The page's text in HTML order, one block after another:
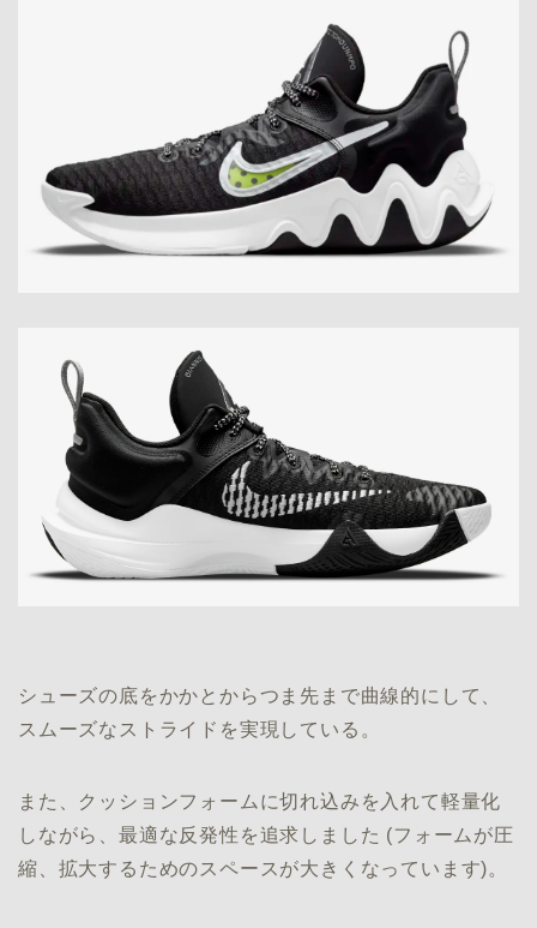
シューズの底をかかとからつま先まで曲線的にして、
スムーズなストライドを実現している。
また、クッションフォームに切れ込みを入れて軽量化
しながら、最適な反発性を追求しました (フォームが圧
縮、拡大するためのスペースが大きくなっています)。